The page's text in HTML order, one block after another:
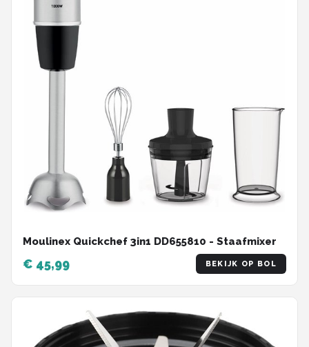
Moulinex Quickchef 3in1 DD655810 - Staafmixer
€ 45,99 BEKIJK OP BOL